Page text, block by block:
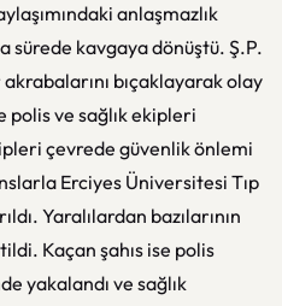
anlaşmazlık
sürede kavgaya dönüştü. Ş.P.
bıçaklayarak olay
ve sağlık ekipleri
çevrede güvenlik önlemi
Erciyes Üniversitesi Tıp
Yaralılardan bazılarının
Kaçan şahıs ise polis
yakalandı ve sağlık